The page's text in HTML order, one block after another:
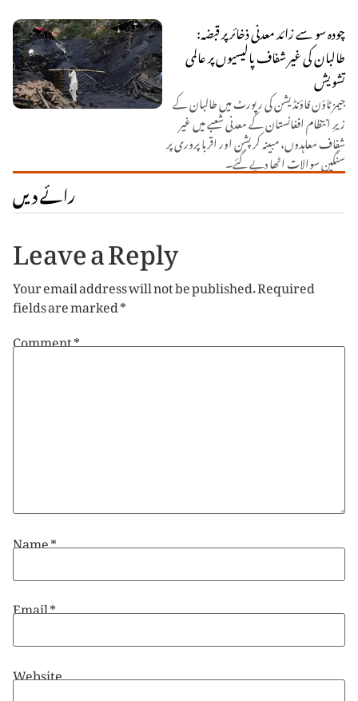
چودہ سو سے زائد معدنی ذخائر پر قبضہ:
طالبان کی غیر شفاف پالیسیوں پر عالمی
تشویش
جیمز ٹاؤن فاؤنڈیشن کی رپورٹ میں طالبان کے
زیرِ انتظام افغانستان کے معدنی شعبے میں غیر
شفاف معاہدوں، مبینہ کرپشن اور اقربا پروری پر
سنگین سوالات اٹھا دیے گئے۔
رائے دیں
Leave a Reply
Your email address will not be published.Required
fields are marked*
Comment*
Name*
Email*
Website